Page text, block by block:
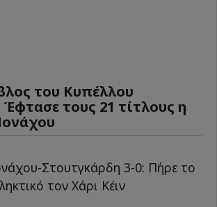
του Κυπέλλου
Έφτασε τους 21 τίτλους η